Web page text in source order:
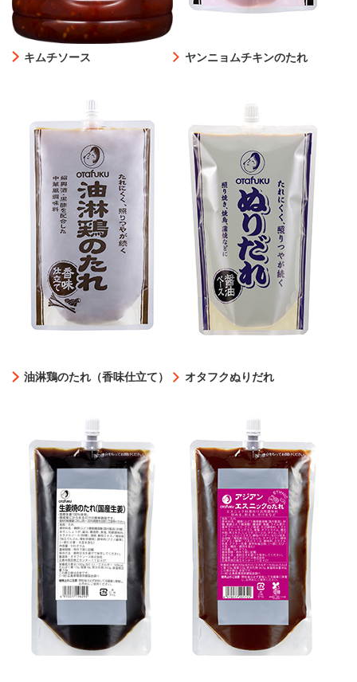
キムチソース ヤンニョムチキンのたれ
油淋鶏のたれ（香味仕立て） オタフクぬりだれ